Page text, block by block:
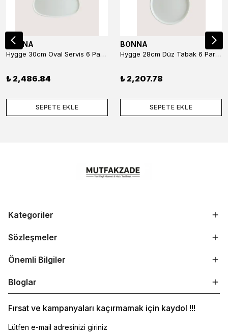
BONNA
Hygge 30cm Oval Servis 6 Parça
₺ 2,486.84
SEPETE EKLE
BONNA
Hygge 28cm Düz Tabak 6 Parça
₺ 2,207.78
SEPETE EKLE
Kategoriler
Sözleşmeler
Önemli Bilgiler
Bloglar
Fırsat ve kampanyaları kaçırmamak için kaydol !!!
Lütfen e-mail adresinizi giriniz